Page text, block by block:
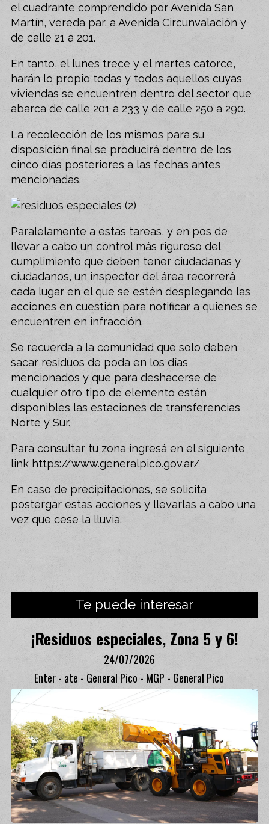
el cuadrante comprendido por Avenida San
Martín, vereda par, a Avenida Circunvalación y
de calle 21 a 201.
En tanto, el lunes trece y el martes catorce,
harán lo propio todas y todos aquellos cuyas
viviendas se encuentren dentro del sector que
abarca de calle 201 a 233 y de calle 250 a 290.
La recolección de los mismos para su
disposición final se producirá dentro de los
cinco días posteriores a las fechas antes
mencionadas.
Paralelamente a estas tareas, y en pos de
llevar a cabo un control más riguroso del
cumplimiento que deben tener ciudadanas y
ciudadanos, un inspector del área recorrerá
cada lugar en el que se estén desplegando las
acciones en cuestión para notificar a quienes se
encuentren en infracción.
Se recuerda a la comunidad que solo deben
sacar residuos de poda en los días
mencionados y que para deshacerse de
cualquier otro tipo de elemento están
disponibles las estaciones de transferencias
Norte y Sur.
Para consultar tu zona ingresá en el siguiente
link https://www.generalpico.gov.ar/
En caso de precipitaciones, se solicita
postergar estas acciones y llevarlas a cabo una
vez que cese la lluvia.
Te puede interesar
¡Residuos especiales, Zona 5 y 6!
Enter - ate - General Pico - MGP - General Pico
24/07/2026